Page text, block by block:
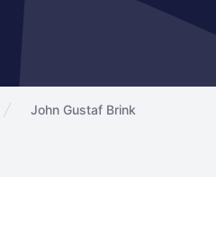
John Gustaf Brink